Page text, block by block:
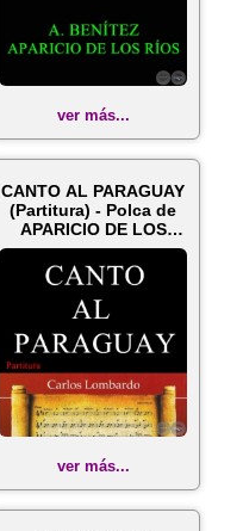
ver más...
CANTO AL PARAGUAY
(Partitura) - Polca de
APARICIO DE LOS
RÍOS
ver más...